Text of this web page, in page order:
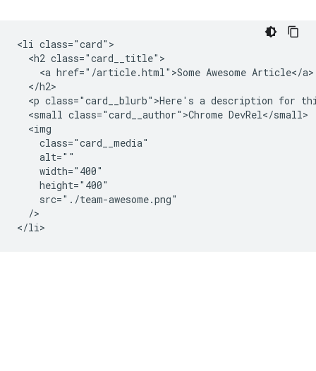
<li class="card">
  <h2 class="card__title">
    <a href="/article.html">Some Awesome Article</a>
  </h2>
<p class="card__blurb">Here's a description for
  <small class="card__author">Chrome DevRel</small>
  <img
    class="card__media"
    alt=""
    width="400"
    height="400"
    src="./team-awesome.png"
  />